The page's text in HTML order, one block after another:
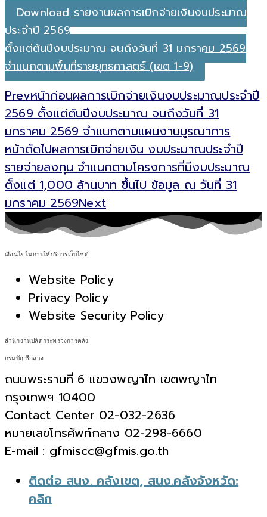
Download รายงานผลการเบิกจ่ายเงินงบประมาณ
ประจำปี 2569
ตั้งแต่ต้นปีงบประมาณ จนถึงวันที่ 31 มกราคม 2569
จำแนกตามพื้นที่รายยุทธศาสตร์ (เขต 1-9)
Prevหน้าก่อนผลการเบิกจ่ายเงินงบประมาณประจำปี
2569 ตั้งแต่ต้นปีงบประมาณ จนถึงวันที่ 31
มกราคม 2569 จำแนกตามแผนงานบูรณาการ
หน้าถัดไปผลการเบิกจ่ายเงิน งบประมาณประจำปี
รายจ่ายลงทุน จำแนกตามโครงการที่มีงบประมาณ
ตั้งแต่ 1,000 ล้านบาท ขึ้นไป ข้อมูล ณ วันที่ 31
มกราคม 2569Next
เงื่อนไขในการให้บริการเว็บไซต์
Website Policy
Privacy Policy
Website Security Policy
สำนักงานปลัดกระทรวงการคลัง
กรมบัญชีกลาง
ถนนพระรามที่ 6 แขวงพญาไท เขตพญาไท
กรุงเทพฯ 10400
Contact Center 02-032-2636
หมายเลขโทรศัพท์กลาง 02-298-6660
E-mail : gfmiscc@gfmis.go.th
ติดต่อ สนง. คลังเขต, สนง.คลังจังหวัด:
คลิก